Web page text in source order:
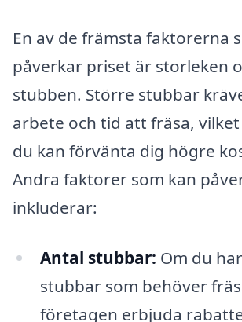
En av de främsta faktorerna
påverkar priset är storleken
stubben. Större stubbar
arbete och tid att fräsa,
du kan förvänta dig högre
Andra faktorer som kan
inkluderar:
Antal stubbar: Om du
stubbar som behöver
företagen erbjuda